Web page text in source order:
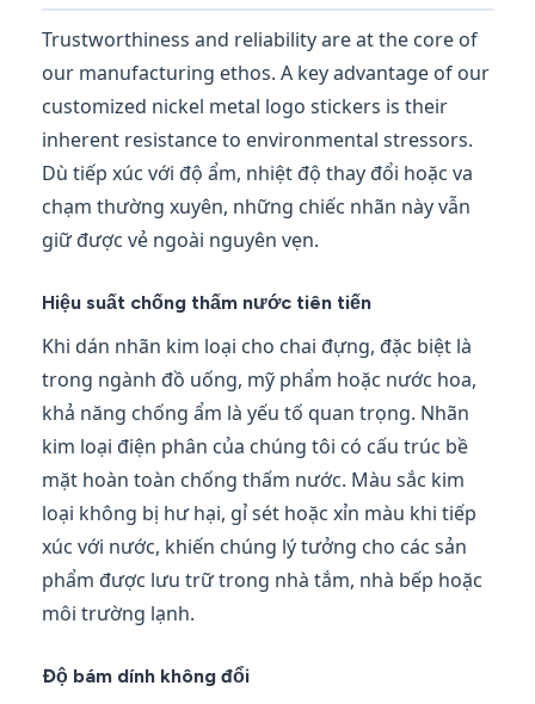
Trustworthiness and reliability are at the core of
our manufacturing ethos. A key advantage of our
customized nickel metal logo stickers is their
inherent resistance to environmental stressors.
Dù tiếp xúc với độ ẩm, nhiệt độ thay đổi hoặc va
chạm thường xuyên, những chiếc nhãn này vẫn
giữ được vẻ ngoài nguyên vẹn.
Hiệu suất chống thấm nước tiên tiến
Khi dán nhãn kim loại cho chai đựng, đặc biệt là
trong ngành đồ uống, mỹ phẩm hoặc nước hoa,
khả năng chống ẩm là yếu tố quan trọng. Nhãn
kim loại điện phân của chúng tôi có cấu trúc bề
mặt hoàn toàn chống thấm nước. Màu sắc kim
loại không bị hư hại, gỉ sét hoặc xỉn màu khi tiếp
xúc với nước, khiến chúng lý tưởng cho các sản
phẩm được lưu trữ trong nhà tắm, nhà bếp hoặc
môi trường lạnh.
Độ bám dính không đổi